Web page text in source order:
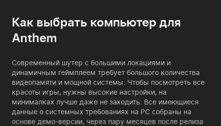
Как выбрать компьютер для
Anthem
Современный шутер с большими локациями и
динамичным геймплеем требует большого количества
видеопамяти и мощной системы. Чтобы посмотреть все
красоты игры, нужны высокие настройки, на
минималках лучше даже не заходить. Все имеющиеся
данные о системных требованиях на PC собраны на
основе демо-версии, через пару месяцев после релиза